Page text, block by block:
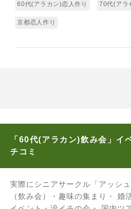
60代(アラカン)恋人作り 70代(アラ
京都恋人作り
「60代(アラカン)飲み会」イ
チコミ
実際にシニアサークル「アッシ
（飲み会）・趣味の集まり・ 婚